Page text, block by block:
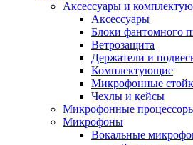
Аксессуары и
Аксессуары
Блоки фантомного
Ветрозащита
Держатели и
Комплектующие
Микрофонные
Чехлы и кейсы
Микрофонные
Микрофоны
Вокальные